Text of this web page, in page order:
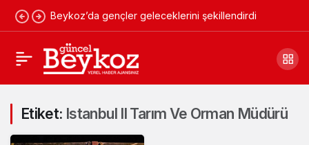
Beykoz’da gençler geleceklerini şekillendirdi
Etiket: Istanbul Il Tarım Ve Orman Müdürü